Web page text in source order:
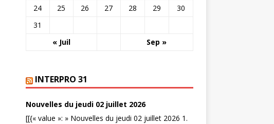
24
25 26 27 28 29
30
31
« Juil
Sep »
INTERPRO 31
Nouvelles du jeudi 02 juillet 2026
[[{« value »: » Nouvelles du jeudi 02 juillet 2026 1.